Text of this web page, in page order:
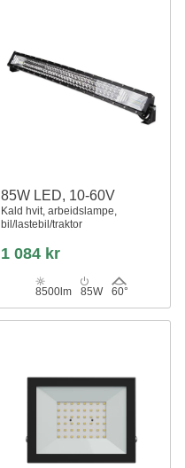
85W LED, 10-60V
Kald hvit, arbeidslampe,
bil/lastebil/traktor
1 084 kr
8500lm 85W 60°